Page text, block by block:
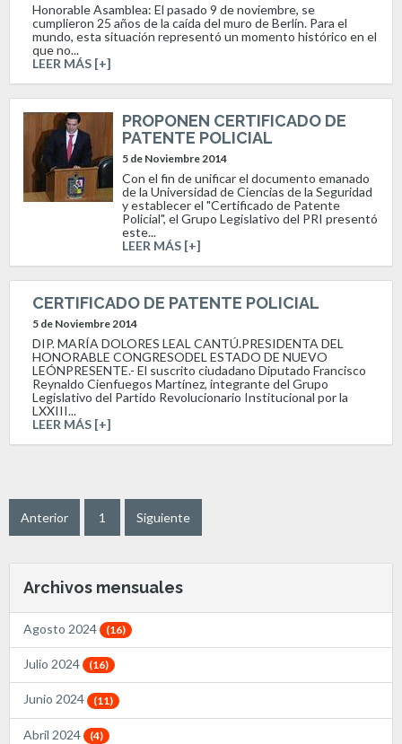
Honorable Asamblea: El pasado 9 de noviembre, se
cumplieron 25 años de la caída del muro de Berlín. Para el
mundo, esta situación representó un momento histórico en el
que no...
LEER MÁS [+]
PROPONEN CERTIFICADO DE
PATENTE POLICIAL
5 de Noviembre 2014
Con el fin de unificar el documento emanado
de la Universidad de Ciencias de la Seguridad
y establecer el "Certificado de Patente
Policial", el Grupo Legislativo del PRI presentó
este...
LEER MÁS [+]
CERTIFICADO DE PATENTE POLICIAL
5 de Noviembre 2014
DIP. MARÍA DOLORES LEAL CANTÚ.PRESIDENTA DEL
HONORABLE CONGRESODEL ESTADO DE NUEVO
LEÓNPRESENTE.- El suscrito ciudadano Diputado Francisco
Reynaldo Cienfuegos Martínez, integrante del Grupo
Legislativo del Partido Revolucionario Institucional por la
LXXIII...
LEER MÁS [+]
Anterior 1 Siguiente
Archivos mensuales
Agosto 2024 (16)
Julio 2024 (16)
Junio 2024 (11)
Abril 2024 (4)